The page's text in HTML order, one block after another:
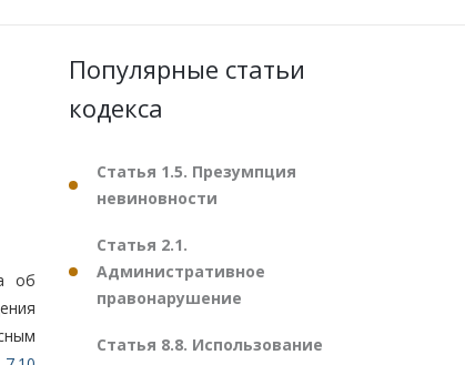
об
Популярные статьи
кодекса
Статья 1.5. Презумпция
невиновности
Статья 2.1.
Административное
правонарушение
Статья 8.8. Использование